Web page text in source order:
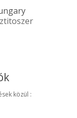
közül :